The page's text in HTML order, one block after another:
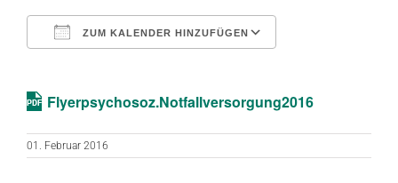
Kontakt
ZUM KALENDER HINZUFÜGEN
Flyerpsychosoz.Notfallversorgung2016
01. Februar 2016